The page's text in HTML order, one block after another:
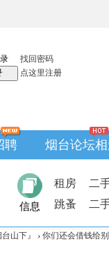
找回密码
点这里注册
聘 烟台论坛
信息
租房
二
跳蚤
二
台山下』 › 你们还会借钱给